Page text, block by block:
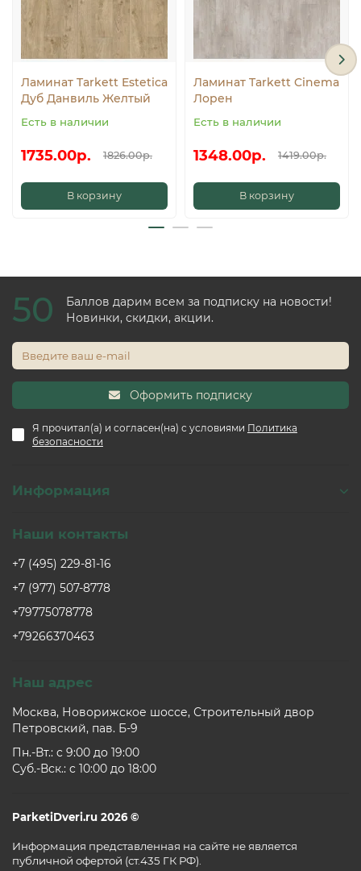
Ламинат Tarkett Estetica
Дуб Данвиль Желтый
Есть в наличии
1735.00р. 1826.00р.
В корзину
Ламинат Tarkett Cinema
Лорен
Есть в наличии
1348.00р. 1419.00р.
В корзину
50
Баллов дарим всем за подписку на новости!
Новинки, скидки, акции.
Оформить подписку
Я прочитал(а) и согласен(на) с условиями Политика
безопасности
Информация
Наши контакты
+7 (495) 229-81-16
+7 (977) 507-8778
+79775078778
+79266370463
Наш адрес
Москва, Новорижское шоссе, Строительный двор
Петровский, пав. Б-9
Пн.-Вт.: c 9:00 до 19:00
Суб.-Вск.: c 10:00 до 18:00
ParketiDveri.ru 2026 ©
Информация представленная на сайте не является
публичной офертой (ст.435 ГК РФ).